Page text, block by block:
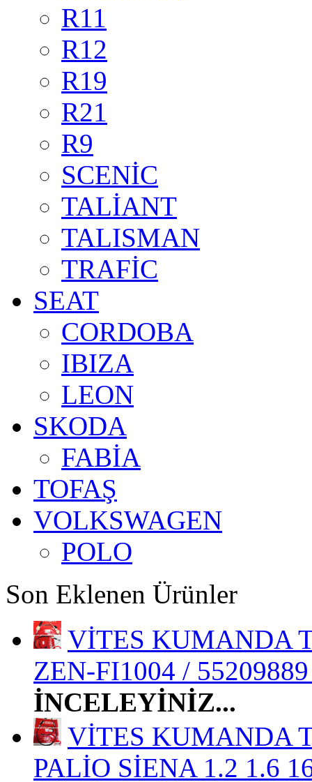
R11
R12
R19
R21
R9
SCENİC
TALİANT
TALISMAN
TRAFİC
SEAT
CORDOBA
IBIZA
LEON
SKODA
FABİA
TOFAŞ
VOLKSWAGEN
POLO
Son Eklenen Ürünler
VİTES KUMANDA
ZEN-FI1004 /
İNCELEYİNİZ...
VİTES KUMANDA
PALİO SİENA 1.2 1.6